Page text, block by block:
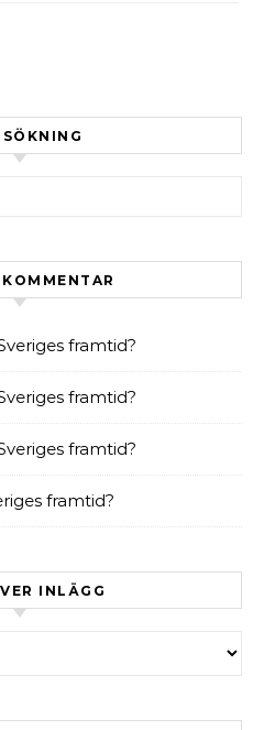
framtid?
framtid?
framtid?
framtid?
INLÄGG